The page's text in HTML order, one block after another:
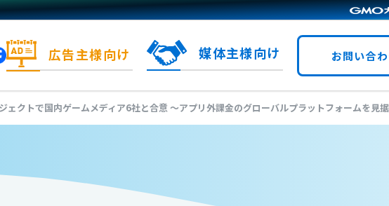
広告主様向け
成果報酬型広告
媒体主様向け
オファーウォール
お問い合
ェクトで国内ゲームメディア6社と合意 ～アプリ外課金のグローバルプラットフォームを見